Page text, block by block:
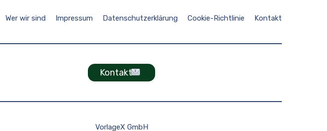
Wer wir sind Impressum Datenschutzerklärung Cookie-Richtlinie Kontakt
Kontakt
VorlageX GmbH